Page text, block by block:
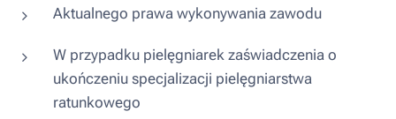
Aktualnego prawa wykonywania zawodu
W przypadku pielęgniarek zaświadczenia o
ukończeniu specjalizacji pielęgniarstwa
ratunkowego